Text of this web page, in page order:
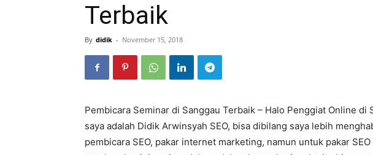
Terbaik
By didik - November 15, 2018
Pembicara Seminar di Sanggau Terbaik – Halo Penggiat Online
saya adalah Didik Arwinsyah SEO, bisa dibilang saya lebih
pembicara SEO, pakar internet marketing, namun untuk pakar